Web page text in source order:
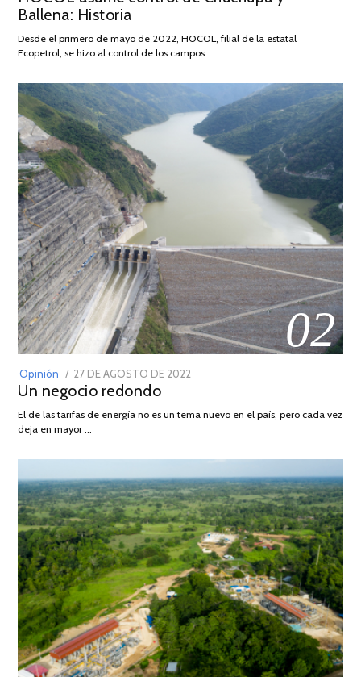
2026
Ballena: Historia
Desde el primero de mayo de 2022, HOCOL, filial de la estatal
Ecopetrol, se hizo al control de los campos …
02
Opinión
POSTED
ON
27 DE AGOSTO DE 2022
DE
Un negocio redondo
El de las tarifas de energía no es un tema nuevo en el país, pero cada vez
deja en mayor …